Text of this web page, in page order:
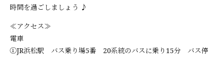
時間を過ごしましょう ♪
≪アクセス≫
電車
①JR浜松駅 バス乗り場5番 20系統のバスに乗り15分 バス停